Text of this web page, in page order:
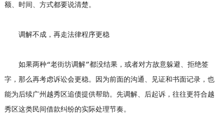
额、时间、方式都要说清楚。
调解不成，再走法律程序更稳
如果两种“老街坊调解”都没结果，或者对方故意躲避、拒绝签
字，那么再考虑诉讼会更稳。因为前面的沟通、见证和书面记录，也
能为后续广州越秀区追债提供帮助。先调解、后起诉，往往更符合越
秀区这类民间借款纠纷的实际处理节奏。